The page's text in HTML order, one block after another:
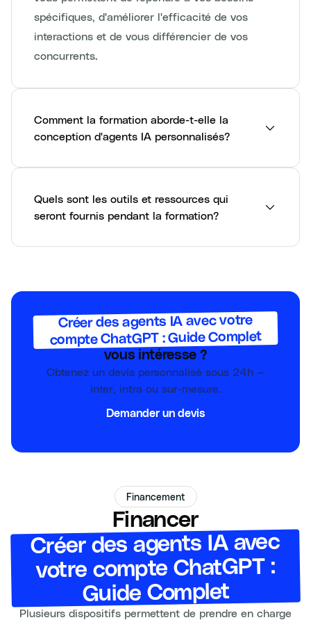
spécifiques, d'améliorer l'efficacité de vos
interactions et de vous différencier de vos
concurrents.
Comment la formation aborde-t-elle la
conception d'agents IA personnalisés?
Quels sont les outils et ressources qui
seront fournis pendant la formation?
Créer des agents IA avec votre
compte ChatGPT : Guide Complet
vous intéresse ?
Obtenez un devis personnalisé sous 24h —
inter, intra ou sur-mesure.
Demander un devis
Financement
Financer
Créer des agents IA avec
votre compte ChatGPT :
Guide Complet
Plusieurs dispositifs permettent de prendre en charge